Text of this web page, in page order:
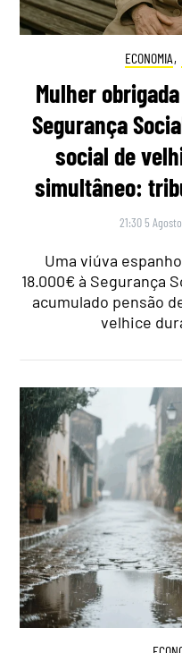
ECONOMIA,
Mulher
Segurança
social de
simultâneo:
21:30 5
Uma viúva
18.000€ à Segurança
acumulado pensão
velhice